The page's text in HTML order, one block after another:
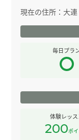
現在の住所： 大連
毎日プラ
体験レッス
200ポ